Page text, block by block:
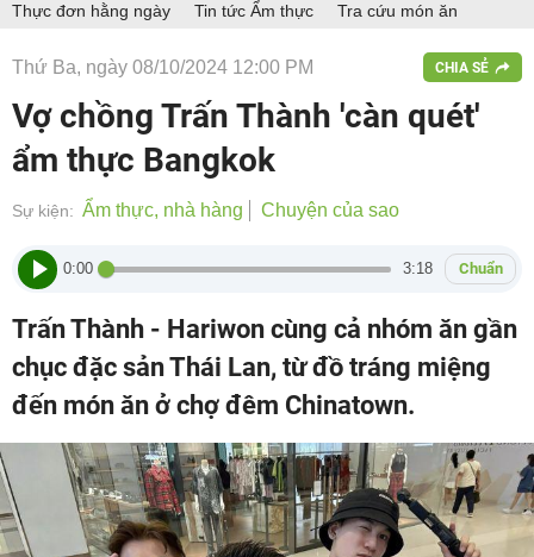
Thực đơn hằng ngày Tin tức Ẩm thực Tra cứu món ăn
Thứ Ba, ngày 08/10/2024 12:00 PM CHIA SẺ
Vợ chồng Trấn Thành 'càn quét'
ẩm thực Bangkok
Sự kiện: Ẩm thực, nhà hàng Chuyện của sao
0:00 3:18 Chuẩn
Trấn Thành - Hariwon cùng cả nhóm ăn gần
chục đặc sản Thái Lan, từ đồ tráng miệng
đến món ăn ở chợ đêm Chinatown.